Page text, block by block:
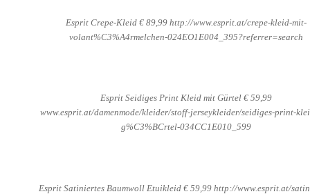
Esprit Crepe-Kleid € 89,99 http://www.esprit.at/crepe-kleid-mit-
volant%C3%A4rmelchen-024EO1E004_395?referrer=search
Esprit Seidiges Print Kleid mit Gürtel € 59,99
www.esprit.at/damenmode/kleider/stoff-jerseykleider/seidiges-print-
g%C3%BCrtel-034CC1E010_599
Esprit Satiniertes Baumwoll Etuikleid € 59,99 http://www.esprit.at/